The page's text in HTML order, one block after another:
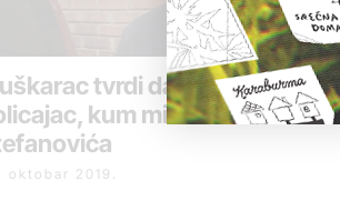
tvrdi da ga je tukao
kum ministra
oktobar 2019.